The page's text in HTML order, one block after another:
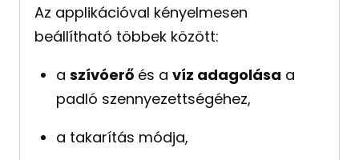
Az applikációval kényelmesen
beállítható többek között:
a szívóerő és a víz adagolása a
padló szennyezettségéhez,
a takarítás módja,